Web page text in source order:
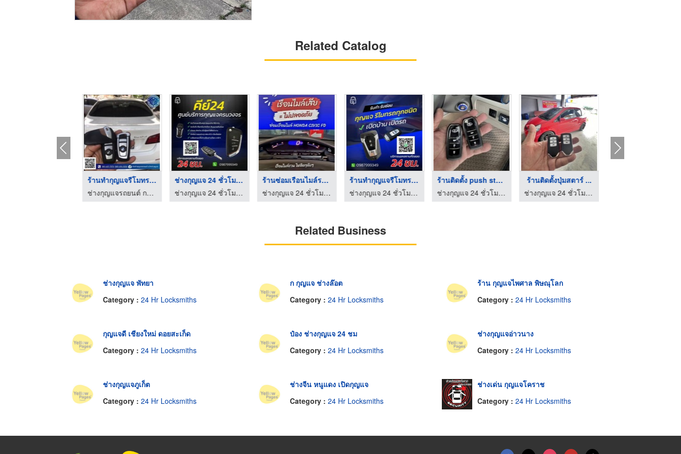
Related Catalog
ร้านทำกุญแจรีโมทรถย ...
ช่างกุญแจรถยนต์ กรุงเทพ - อ.วิทย์กุญแจ
ช่างกุญแจ 24 ชั่วโมง ...
ช่างกุญแจ 24 ชั่วโมง ชลบุรี - คีย์ 24
ร้านซ่อมเรือนไมล์รถย ...
ช่างกุญแจ 24 ชั่วโมง ชลบุรี - คีย์ 24
ร้านทํากุญแจรีโมทรถย ...
ช่างกุญแจ 24 ชั่วโมง ชลบุรี - คีย์ 24
ร้านติดตั้ง push sta ...
ช่างกุญแจ 24 ชั่วโมง ชลบุรี - คีย์ 24
ร้านติดตั้งปุ่มสตาร์ ...
ช่างกุญแจ 24 ชั่วโมง ชลบุรี - คีย์ 24
Related Business
ช่างกุญแจ พัทยา
Category : 24 Hr Locksmiths
ก กุญแจ ช่างล๊อต
Category :24 Hr Locksmiths
ร้าน กุญแจไพศาล พิษณุโลก
Category : 24 Hr Locksmiths
กุญแจดี เชียงใหม่ ดอยสะเก็ด
Category : 24 Hr Locksmiths
ป๋อง ช่างกุญแจ 24 ชม
Category :24 Hr Locksmiths
ช่างกุญแจอ่าวนาง
Category : 24 Hr Locksmiths
ช่างกุญแจภูเก็ต
Category : 24 Hr Locksmiths
ช่างจีน หนูแดง เปิดกุญแจ
Category :24 Hr Locksmiths
ช่างเด่น กุญแจโคราช
Category : 24 Hr Locksmiths